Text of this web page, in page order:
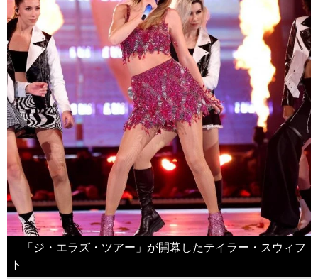
「ジ・エラズ・ツアー」が開幕したテイラー・スウィフ
ト